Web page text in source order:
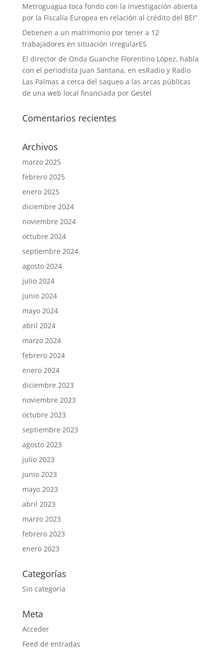
Metroguagua toca fondo con la investigación abierta
por la Fiscalía Europea en relación al crédito del BEI”
Detienen a un matrimonio por tener a 12
trabajadores en situación irregularES
El director de Onda Guanche Florentino López, habla
con el periodista Juan Santana, en esRadio y Radio
Las Palmas a cerca del saqueo a las arcas públicas
de una web local financiada por Gestel
Comentarios recientes
Archivos
marzo 2025
febrero 2025
enero 2025
diciembre 2024
noviembre 2024
octubre 2024
septiembre 2024
agosto 2024
julio 2024
junio 2024
mayo 2024
abril 2024
marzo 2024
febrero 2024
enero 2024
diciembre 2023
noviembre 2023
octubre 2023
septiembre 2023
agosto 2023
julio 2023
junio 2023
mayo 2023
abril 2023
marzo 2023
febrero 2023
enero 2023
Categorías
Sin categoría
Meta
Acceder
Feed de entradas